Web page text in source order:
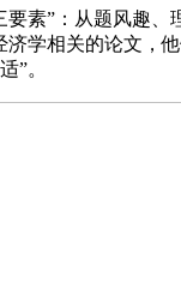
素”：从题风趣、
济学相关的论文，
”。